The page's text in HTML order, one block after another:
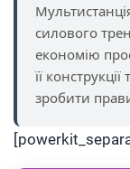
силового
економію
її
зробити